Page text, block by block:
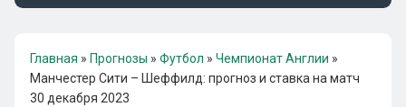
Главная » Прогнозы » Футбол » Чемпионат Англии »
Манчестер Сити – Шеффилд: прогноз и ставка на матч
30 декабря 2023